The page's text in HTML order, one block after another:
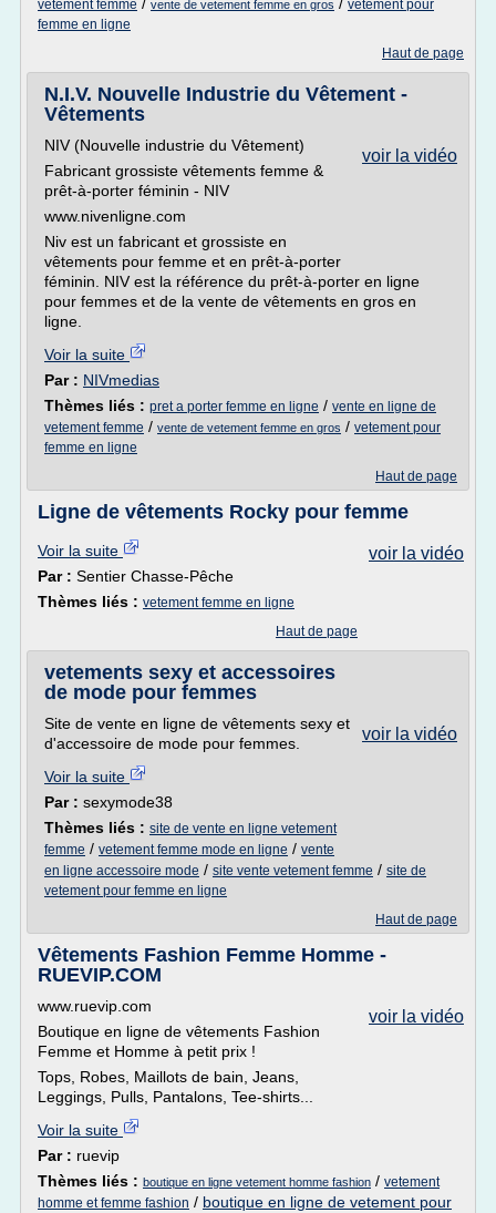
vetement femme vente de vetement femme en gros
vetement pour
femme en ligne
Haut de page
N.I.V. Nouvelle Industrie du Vêtement -
Vêtements
voir la vidéo
NIV (Nouvelle industrie du Vêtement)
Fabricant grossiste vêtements femme &
prêt-à-porter féminin - NIV
www.nivenligne.com
Niv est un fabricant et grossiste en
vêtements pour femme et en prêt-à-porter
féminin. NIV est la référence du prêt-à-porter en ligne
pour femmes et de la vente de vêtements en gros en
ligne.
Voir la suite
Par : NIVmedias
Thèmes liés : pret a porter femme en ligne / vente en ligne de
vetement femme / vente de vetement femme en gros / vetement pour
femme en ligne
Haut de page
Ligne de vêtements Rocky pour femme
voir la vidéo
Voir la suite
Par : Sentier Chasse-Pêche
Thèmes liés : vetement femme en ligne
Haut de page
vetements sexy et accessoires
de mode pour femmes
voir la vidéo
Site de vente en ligne de vêtements sexy et
d'accessoire de mode pour femmes.
Voir la suite
Par : sexymode38
Thèmes liés : site de vente en ligne vetement
femme / vetement femme mode en ligne / vente
en ligne accessoire mode / site vente vetement femme / site de
vetement pour femme en ligne
Haut de page
Vêtements Fashion Femme Homme -
RUEVIP.COM
voir la vidéo
www.ruevip.com
Boutique en ligne de vêtements Fashion
Femme et Homme à petit prix !
Tops, Robes, Maillots de bain, Jeans,
Leggings, Pulls, Pantalons, Tee-shirts...
Voir la suite
Par : ruevip
Thèmes liés : boutique en ligne vetement homme fashion / vetement
homme et femme fashion / boutique en ligne de vetement pour